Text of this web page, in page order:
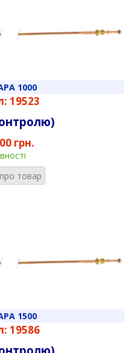
1000
19523
грн.
товар
1500
19586